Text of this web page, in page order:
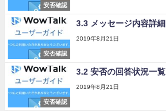
安否確認
安否確認
3.3 メッセージ内容詳細
2019年8月21日
安否確認
3.2 安否の回答状況一覧
2019年8月21日